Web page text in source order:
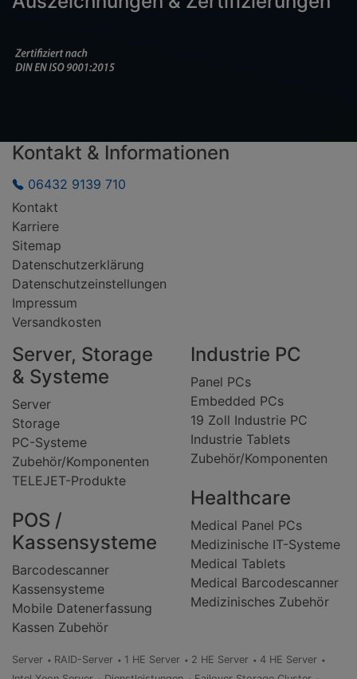
Kontakt & Informationen
06432 9139 710
Kontakt
Karriere
Sitemap
Datenschutzerklärung
Datenschutzeinstellungen
Impressum
Versandkosten
Server, Storage
& Systeme
Server
Storage
PC-Systeme
Zubehör/Komponenten
TELEJET-Produkte
POS /
Kassensysteme
Barcodescanner
Kassensysteme
Mobile Datenerfassung
Kassen Zubehör
Industrie PC
Panel PCs
Embedded PCs
19 Zoll Industrie PC
Industrie Tablets
Zubehör/Komponenten
Healthcare
Medical Panel PCs
Medizinische IT-Systeme
Medical Tablets
Medical Barcodescanner
Medizinisches Zubehör
Server RAID-Server 1 HE Server 2 HE Server
4 HE Server